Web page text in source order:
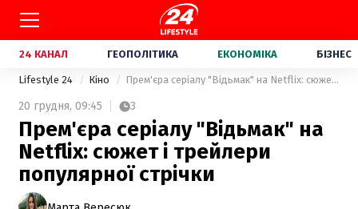
24 КАНАЛ ГЕОПОЛІТИКА ЕКОНОМІКА БІЗНЕС
Lifestyle 24 Кіно Прем'єра серіалу "Відьмак" на Netflix: сюжет і трейлери популярної стрічки
20 грудня, 09:45 3
Прем'єра серіалу "Відьмак" на
Netflix: сюжет і трейлери
популярної стрічки